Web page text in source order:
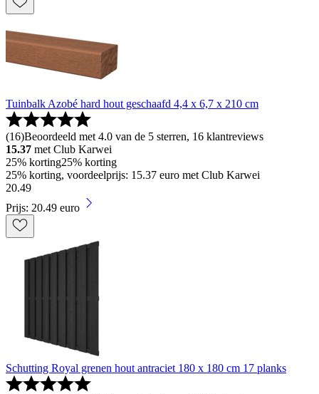
Tuinbalk Azobé hard hout geschaafd 4,4 x 6,7 x 210 cm
(16)Beoordeeld met 4.0 van de 5 sterren, 16 klantreviews
15.37 met Club Karwei
25% korting25% korting
25% korting, voordeelprijs: 15.37 euro met Club Karwei
20.49
Prijs: 20.49 euro
Schutting Royal grenen hout antraciet 180 x 180 cm 17 planks